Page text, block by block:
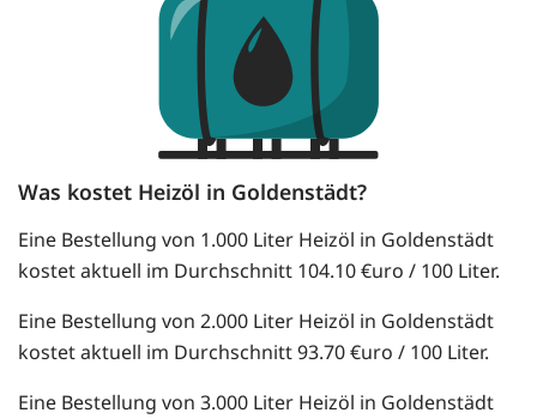
Was kostet Heizöl in Goldenstädt?
Eine Bestellung von 1.000 Liter Heizöl in Goldenstädt
kostet aktuell im Durchschnitt 104.10 €uro / 100 Liter.
Eine Bestellung von 2.000 Liter Heizöl in Goldenstädt
kostet aktuell im Durchschnitt 93.70 €uro / 100 Liter.
Eine Bestellung von 3.000 Liter Heizöl in Goldenstädt